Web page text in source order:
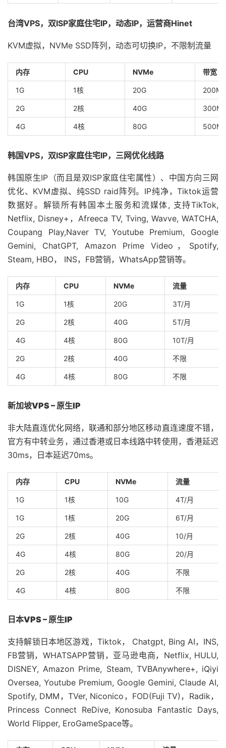
台湾VPS，双ISP家庭住宅IP，动态IP，运营商Hinet
KVM虚拟，NVMe SSD阵列，动态可切换IP，不限制流量
内存 CPU NVMe 带宽
1G 1核 20G 200M
2G 2核 40G 300M
4G 4核 80G 500M
韩国VPS，双ISP家庭住宅IP，三网优化线路
韩国原生IP（而且是双ISP家庭住宅属性）、中国方向三网
优化、KVM虚拟、纯SSD raid阵列。IP纯净，Tiktok运营
数据好。解锁所有韩国本土服务和流媒体, 支持TikTok,
Netflix, Disney+，Afreeca TV, Tving, Wavve, WATCHA,
Coupang Play,Naver TV, Youtube Premium, Google
Gemini, ChatGPT, Amazon Prime Video，Spotify,
Steam, HBO， INS，FB营销，WhatsApp营销等。
内存 CPU NVMe 流量
1G 1核 20G 3T/月
2G 2核 40G 5T/月
4G 4核 80G 10T/月
2G 2核 40G 不限
4G 4核 80G 不限
新加坡VPS – 原生IP
非大陆直连优化网络，联通和部分地区移动直连速度不错，
官方有中转业务，通过香港或日本线路中转使用，香港延迟
30ms，日本延迟70ms。
内存 CPU NVMe 流量
1G 1核 10G 4T/月
1G 1核 20G 6T/月
2G 2核 40G 10/月
4G 4核 80G 20/月
2G 2核 40G 不限
4G 4核 80G 不限
日本VPS – 原生IP
支持解锁日本地区游戏，Tiktok， Chatgpt, Bing AI，INS,
FB营销，WHATSAPP营销，亚马逊电商，Netflix, HULU,
DISNEY, Amazon Prime, Steam, TVBAnywhere+, iQiyi
Oversea, Youtube Premium, Google Gemini, Claude AI,
Spotify, DMM，TVer, Niconico，FOD(Fuji TV)，Radik，
Princess Connect ReDive, Konosuba Fantastic Days,
World Flipper, EroGameSpace等。